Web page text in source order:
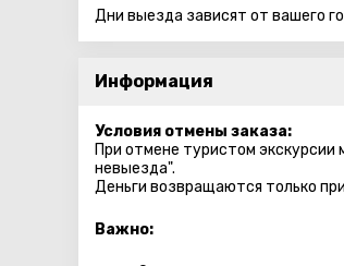
Дни выезда зависят от вашего
Информация
Условия отмены заказа:
При отмене туристом экскурсии
невыезда".
Деньги возвращаются только
Важно: